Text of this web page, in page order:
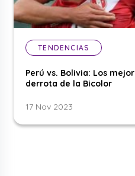
TENDENCIAS
Perú vs. Bolivia: Los
derrota de la Bicolor
17 Nov 2023